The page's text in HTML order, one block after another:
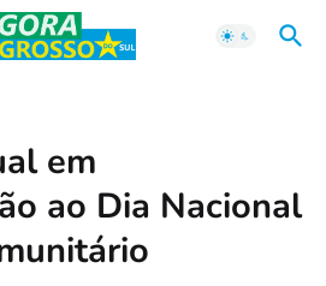
em
ao Dia Nacional